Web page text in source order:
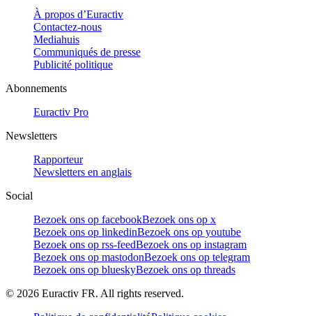
À propos d’Euractiv
Contactez-nous
Mediahuis
Communiqués de presse
Publicité politique
Abonnements
Euractiv Pro
Newsletters
Rapporteur
Newsletters en anglais
Social
Bezoek ons op facebookBezoek ons op x
Bezoek ons op linkedinBezoek ons op youtube
Bezoek ons op rss-feedBezoek ons op instagram
Bezoek ons op mastodonBezoek ons op telegram
Bezoek ons op blueskyBezoek ons op threads
© 2026 Euractiv FR. All rights reserved.